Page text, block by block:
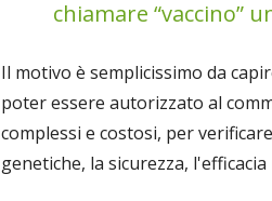
chiamare “vaccino”
Il motivo è semplicissimo da
poter essere autorizzato al
complessi e costosi, per
genetiche, la sicurezza, l'efficacia